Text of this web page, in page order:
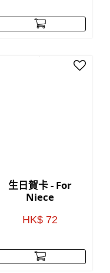
生日賀卡 - For
Niece
HK$ 72